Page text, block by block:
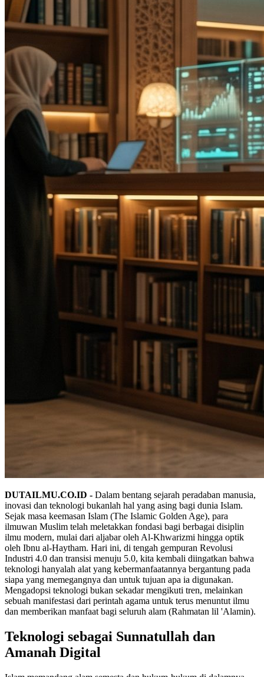
DUTAILMU.CO.ID - Dalam bentang sejarah peradaban manusia,
inovasi dan teknologi bukanlah hal yang asing bagi dunia Islam.
Sejak masa keemasan Islam (The Islamic Golden Age), para
ilmuwan Muslim telah meletakkan fondasi bagi berbagai disiplin
ilmu modern, mulai dari aljabar oleh Al-Khwarizmi hingga optik
oleh Ibnu al-Haytham. Hari ini, di tengah gempuran Revolusi
Industri 4.0 dan transisi menuju 5.0, kita kembali diingatkan bahwa
teknologi hanyalah alat yang kebermanfaatannya bergantung pada
siapa yang memegangnya dan untuk tujuan apa ia digunakan.
Mengadopsi teknologi bukan sekadar mengikuti tren, melainkan
sebuah manifestasi dari perintah agama untuk terus menuntut ilmu
dan memberikan manfaat bagi seluruh alam (Rahmatan lil 'Alamin).
Teknologi sebagai Sunnatullah dan
Amanah Digital